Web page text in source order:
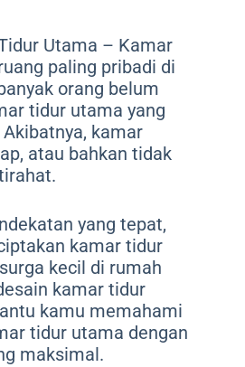
Utama – Kamar
paling pribadi di
orang belum
tidur utama yang
kamar
atau bahkan tidak
yang tepat,
kamar tidur
kecil di rumah
kamar tidur
kamu memahami
tidur utama dengan
maksimal.